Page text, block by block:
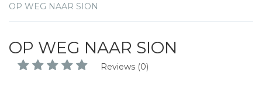
OP WEG NAAR SION
OP WEG NAAR SION
Reviews (0)